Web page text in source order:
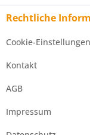
Rechtliche
Cookie-Einstellungen
Kontakt
AGB
Impressum